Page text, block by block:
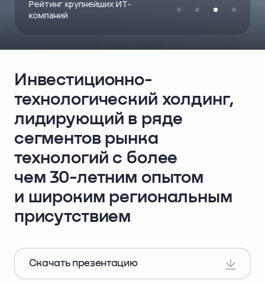
Премия HR-бренд
Инвестиционно-
технологический холдинг,
лидирующий в ряде
сегментов рынка
технологий с более
чем 30-летним опытом
и широким региональным
присутствием
Скачать презентацию